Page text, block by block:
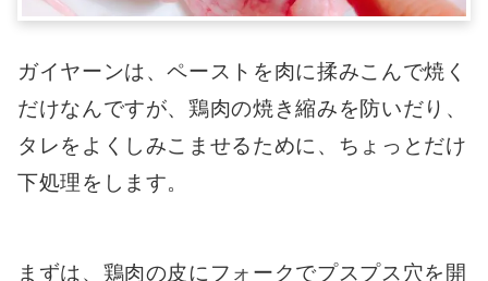
ガイヤーンは、ペーストを肉に揉みこんで焼く
だけなんですが、鶏肉の焼き縮みを防いだり、
タレをよくしみこませるために、ちょっとだけ
下処理をします。
まずは、鶏肉の皮にフォークでプスプス穴を開